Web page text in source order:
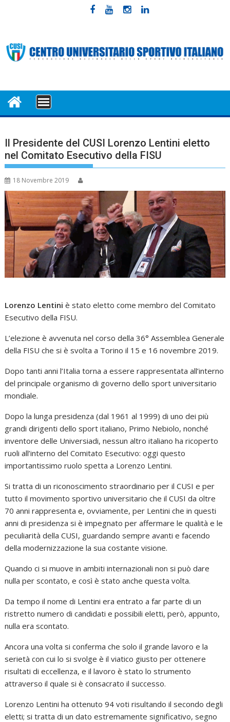
MENU
Il Presidente del CUSI Lorenzo Lentini eletto
nel Comitato Esecutivo della FISU
18 Novembre 2019
Lorenzo Lentini è stato eletto come membro del Comitato
Esecutivo della FISU.
L’elezione è avvenuta nel corso della 36° Assemblea Generale
della FISU che si è svolta a Torino il 15 e 16 novembre 2019.
Dopo tanti anni l’Italia torna a essere rappresentata all’interno
del principale organismo di governo dello sport universitario
mondiale.
Dopo la lunga presidenza (dal 1961 al 1999) di uno dei più
grandi dirigenti dello sport italiano, Primo Nebiolo, nonché
inventore delle Universiadi, nessun altro italiano ha ricoperto
ruoli all’interno del Comitato Esecutivo: oggi questo
importantissimo ruolo spetta a Lorenzo Lentini.
Si tratta di un riconoscimento straordinario per il CUSI e per
tutto il movimento sportivo universitario che il CUSI da oltre
70 anni rappresenta e, ovviamente, per Lentini che in questi
anni di presidenza si è impegnato per affermare le qualità e le
peculiarità della CUSI, guardando sempre avanti e facendo
della modernizzazione la sua costante visione.
Quando ci si muove in ambiti internazionali non si può dare
nulla per scontato, e così è stato anche questa volta.
Da tempo il nome di Lentini era entrato a far parte di un
ristretto numero di candidati e possibili eletti, però, appunto,
nulla era scontato.
Ancora una volta si conferma che solo il grande lavoro e la
serietà con cui lo si svolge è il viatico giusto per ottenere
risultati di eccellenza, e il lavoro è stato lo strumento
attraverso il quale si è consacrato il successo.
Lorenzo Lentini ha ottenuto 94 voti risultando il secondo degli
eletti; si tratta di un dato estremamente significativo, segno